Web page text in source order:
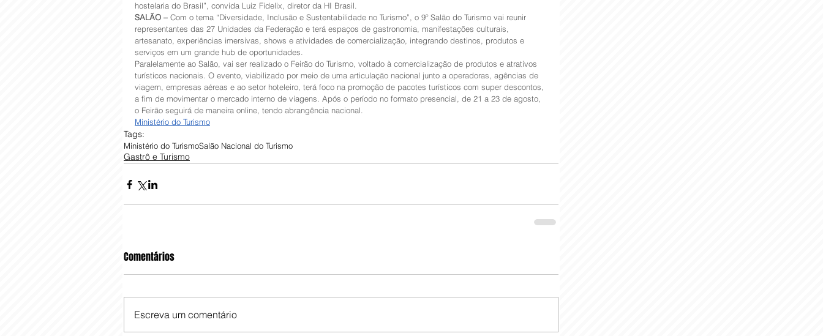
hostelaria do Brasil”, convida Luiz Fidelix, diretor da HI Brasil.
SALÃO – Com o tema “Diversidade, Inclusão e Sustentabilidade no Turismo”, o 9º Salão do Turismo vai reunir
representantes das 27 Unidades da Federação e terá espaços de gastronomia, manifestações culturais,
artesanato, experiências imersivas, shows e atividades de comercialização, integrando destinos, produtos e
serviços em um grande hub de oportunidades.
Paralelamente ao Salão, vai ser realizado o Feirão do Turismo, voltado à comercialização de produtos e atrativos
turísticos nacionais. O evento, viabilizado por meio de uma articulação nacional junto a operadoras, agências de
viagem, empresas aéreas e ao setor hoteleiro, terá foco na promoção de pacotes turísticos com super descontos,
a fim de movimentar o mercado interno de viagens. Após o período no formato presencial, de 21 a 23 de agosto,
o Feirão seguirá de maneira online, tendo abrangência nacional.
Ministério do Turismo
Tags:
Ministério do TurismoSalão Nacional do Turismo
Gastrô e Turismo
Comentários
Escreva um comentário